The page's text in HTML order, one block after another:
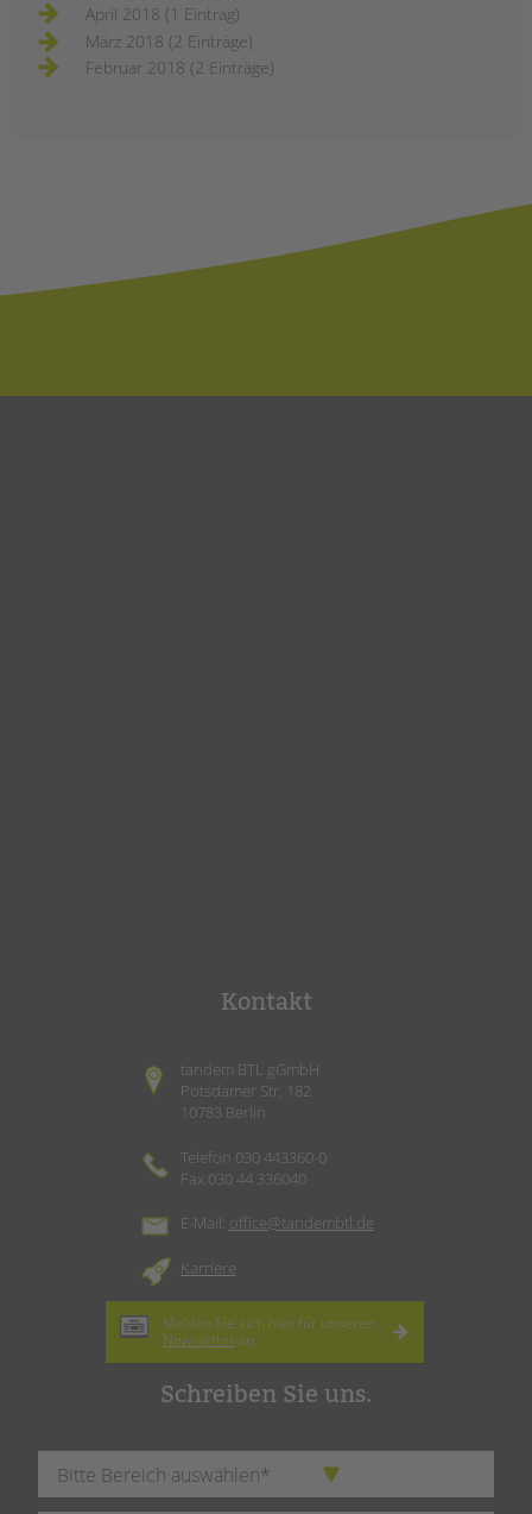
April 2018 (1 Eintrag)
März 2018 (2 Einträge)
Februar 2018 (2 Einträge)
Kontakt
tandem BTL gGmbH
Potsdamer Str. 182
10783 Berlin
Telefon 030 443360-0
Fax 030 44 336040
E-Mail: office@tandembtl.de
Karriere
Melden Sie sich hier für unseren
Newsletter an.
Schreiben Sie uns.